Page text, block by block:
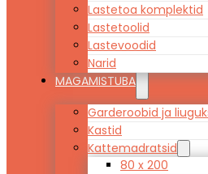
Lastetoa komplektid
Lastetoolid
Lastevoodid
Narid
MAGAMISTUBA
Garderoobid ja
Kastid
Kattemadratsid
80 x 200